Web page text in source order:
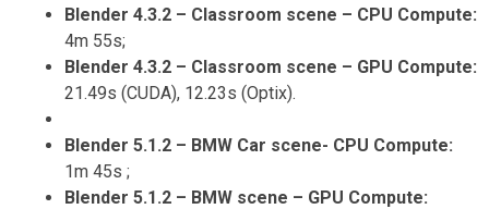
Blender 4.3.2 – Classroom scene – CPU Compute:
4m 55s;
Blender 4.3.2 – Classroom scene – GPU Compute:
21.49s (CUDA), 12.23s (Optix).
Blender 5.1.2 – BMW Car scene- CPU Compute:
1m 45s ;
Blender 5.1.2 – BMW scene – GPU Compute: